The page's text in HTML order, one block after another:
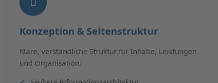
Konzeption & Seitenstruktur
Klare, verständliche Struktur für Inhalte, Leistungen
und Organisation.